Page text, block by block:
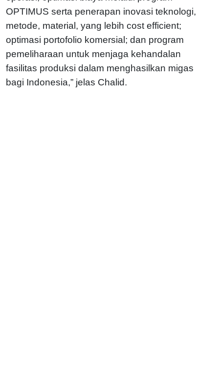
OPTIMUS serta penerapan inovasi teknologi,
metode, material, yang lebih cost efficient;
optimasi portofolio komersial; dan program
pemeliharaan untuk menjaga kehandalan
fasilitas produksi dalam menghasilkan migas
bagi Indonesia,” jelas Chalid.